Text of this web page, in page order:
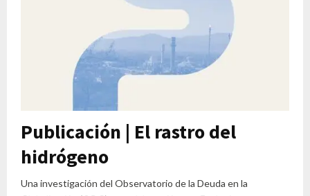
Publicación | El rastro del
hidrógeno
Una investigación del Observatorio de la Deuda en la